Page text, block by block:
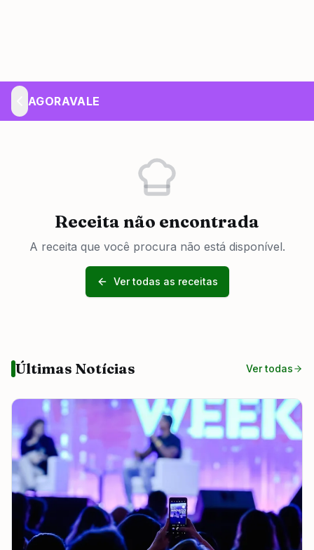
AGORAVALE
Receita não encontrada
A receita que você procura não está disponível.
Ver todas as receitas
Últimas Notícias Ver todas